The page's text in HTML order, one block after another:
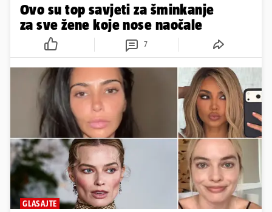
Ovo su top savjeti za šminkanje
za sve žene koje nose naočale
7
GLASAJTE